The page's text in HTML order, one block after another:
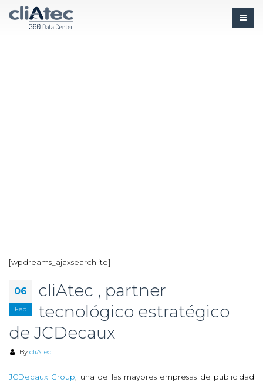
[wpdreams_ajaxsearchlite]
06
Feb
cliAtec , partner
tecnológico estratégico
de JCDecaux
By cliAtec
JCDecaux Group , una de las mayores empresas de publicidad